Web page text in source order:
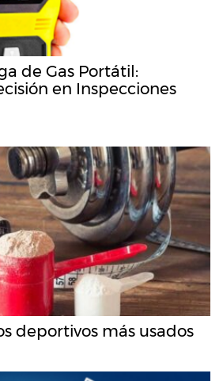
de Gas Portátil:
en Inspecciones
deportivos más usados